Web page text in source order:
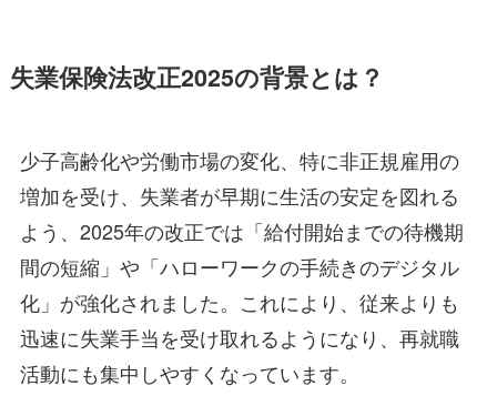
失業保険法改正2025の背景とは？
少子高齢化や労働市場の変化、特に非正規雇用の
増加を受け、失業者が早期に生活の安定を図れる
よう、2025年の改正では「給付開始までの待機期
間の短縮」や「ハローワークの手続きのデジタル
化」が強化されました。これにより、従来よりも
迅速に失業手当を受け取れるようになり、再就職
活動にも集中しやすくなっています。